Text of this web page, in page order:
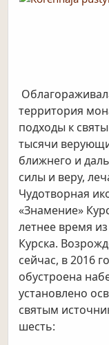
территория
подходы к
тысячи
ближнего и
силы и веру,
Чудотворная
«Знамение»
летнее время
Курска.
сейчас, в 2016
обустроена
установлено
святым
шесть: